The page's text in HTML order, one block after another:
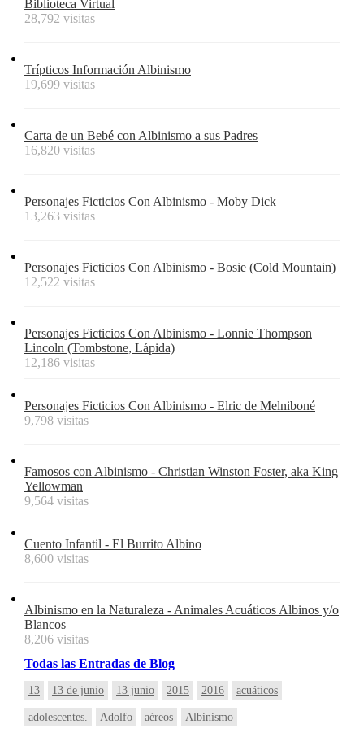
Biblioteca Virtual
28,792 visitas
Trípticos Información Albinismo
19,699 visitas
Carta de un Bebé con Albinismo a sus Padres
16,820 visitas
Personajes Ficticios Con Albinismo - Moby Dick
13,263 visitas
Personajes Ficticios Con Albinismo - Bosie (Cold Mountain)
12,522 visitas
Personajes Ficticios Con Albinismo - Lonnie Thompson
Lincoln (Tombstone, Lápida)
12,186 visitas
Personajes Ficticios Con Albinismo - Elric de Melniboné
9,798 visitas
Famosos con Albinismo - Christian Winston Foster, aka King
Yellowman
9,564 visitas
Cuento Infantil - El Burrito Albino
8,600 visitas
Albinismo en la Naturaleza - Animales Acuáticos Albinos y/o
Blancos
8,206 visitas
Todas las Entradas de Blog
13 13 de junio 13 junio 2015 2016 acuáticos
adolescentes. Adolfo aéreos Albinismo